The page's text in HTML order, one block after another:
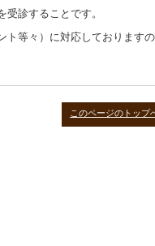
診することです。
等々）に対応しております
このページのトップ